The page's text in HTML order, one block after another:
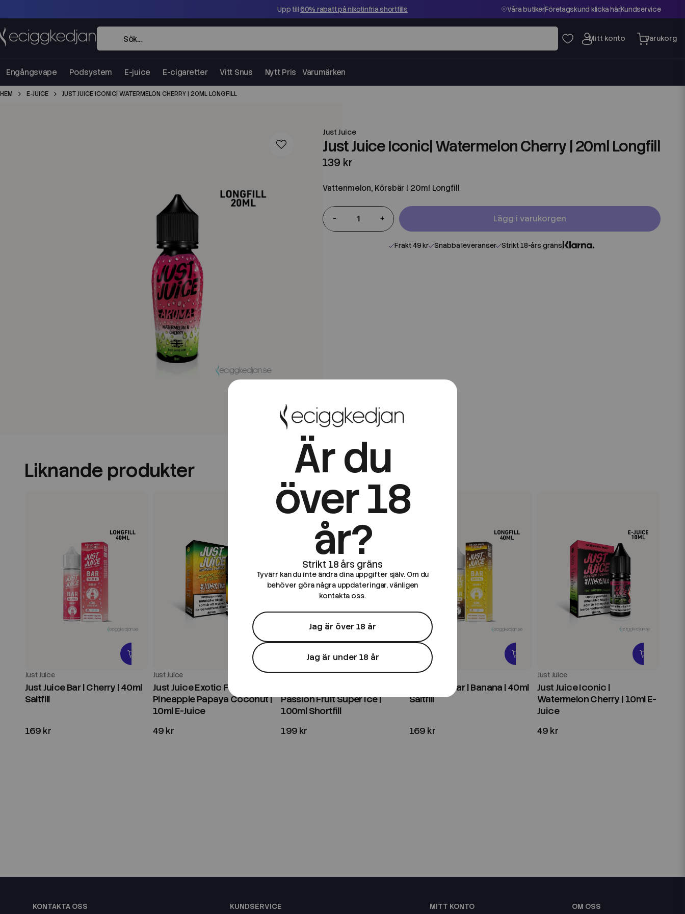
Upp till60% rabatt på nikotinfria shortfills Våra butikerFöretagskund klicka härKundservice
Engångsvape Podsystem E-juice E-cigaretter Vitt Snus Nytt Pris Varumärken
HEM E-JUICE JUST JUICE ICONIC| WATERMELON CHERRY | 20ML LONGFILL
Just Juice
Just Juice Iconic| Watermelon Cherry | 20ml Longfill
139 kr
Vattenmelon, Körsbär | 20ml Longfill
- + Lägg i varukorgen
Frakt 49 kr Snabba leveranser Strikt 18-års gräns
Liknande produkter
Just Juice
Just Juice Bar | Cherry | 40ml
Saltfill
169 kr
Just Juice
Just Juice Exotic Fruits |
Pineapple Papaya Coconut |
10ml E-Juice
49 kr
Bevaka
Just Juice
Passion Fruit Super Ice |
100ml Shortfill
199 kr
Just Juice
Just Juice Bar | Banana | 40ml
Saltfill
169 kr
Just Juice
Just Juice Iconic |
Watermelon Cherry | 10ml E-
Juice
49 kr
Är du
över 18
år?
Tyvärr kan du inte ändra dina uppgifter själv. Om du
behöver göra några uppdateringar, vänligen
kontakta oss.
Jag är över 18 år
Jag är under 18 år
KONTAKTA OSS KUNDSERVICE MITT KONTO OM OSS